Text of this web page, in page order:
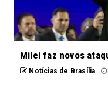
Milei faz novos
Notícias de Brasília